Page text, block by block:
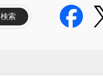
検索